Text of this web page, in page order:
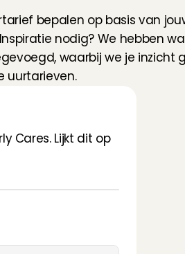
bepalen op basis van
nodig? We hebben
waarbij we je inzicht
uurtarieven.
Cares. Lijkt dit op